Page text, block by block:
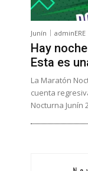
Junín adminERE
Hay
Esta es
La Maratón
cuenta
Nocturna Junín